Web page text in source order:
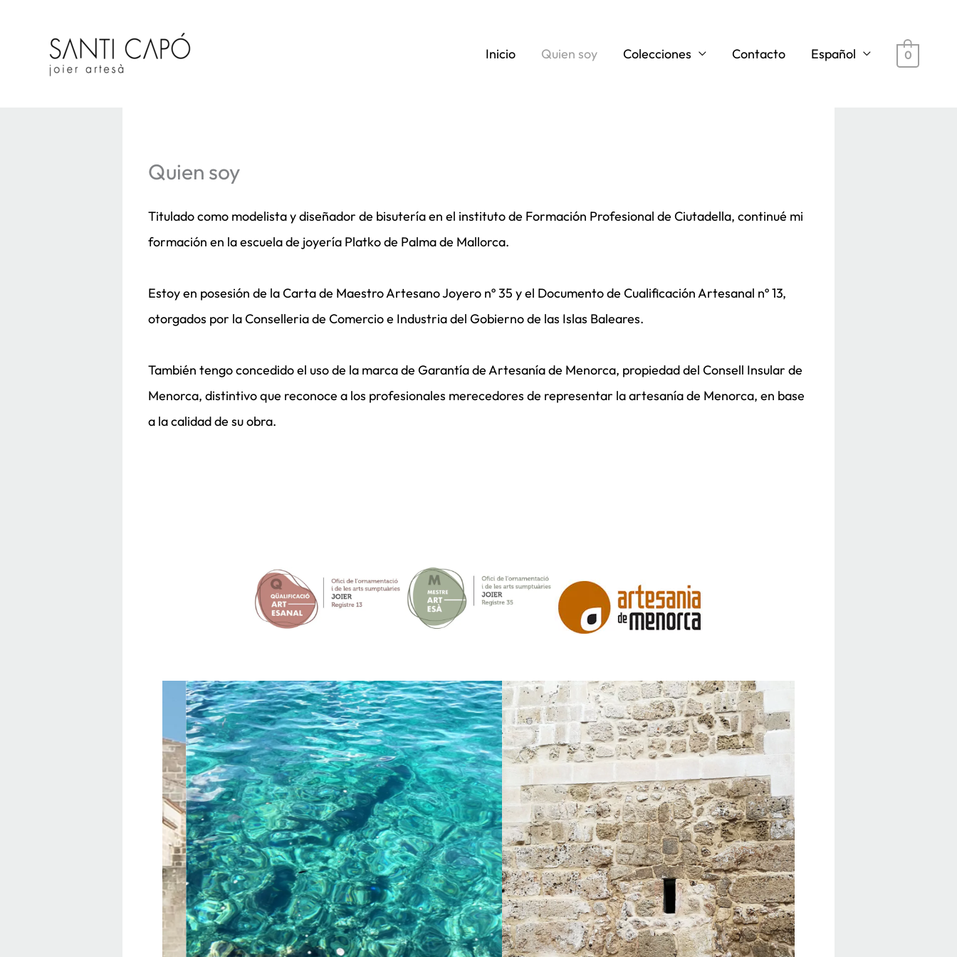
contenido
Inicio Quien soy Colecciones Contacto Español 0
Quien soy
Titulado como modelista y diseñador de bisutería en el instituto de Formación Profesional de Ciutadella, continué mi
formación en la escuela de joyería Platko de Palma de Mallorca.
Estoy en posesión de la Carta de Maestro Artesano Joyero nº 35 y el Documento de Cualificación Artesanal nº 13,
otorgados por la Conselleria de Comercio e Industria del Gobierno de las Islas Baleares.
También tengo concedido el uso de la marca de Garantía de Artesanía de Menorca, propiedad del Consell Insular de
Menorca, distintivo que reconoce a los profesionales merecedores de representar la artesanía de Menorca, en base
a la calidad de su obra.